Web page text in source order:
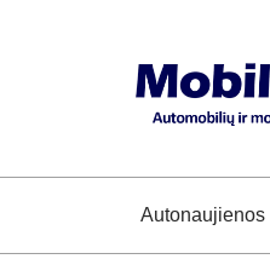
Autonaujienos